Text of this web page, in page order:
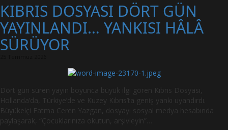
KIBRIS DOSYASI DÖRT GÜN
YAYINLANDI… YANKISI HÂLÂ
SÜRÜYOR
Dört gün süren yayın boyunca büyük ilgi gören Kıbrıs Dosyası,
Hollanda’da, Türkiye’de ve Kuzey Kıbrıs’ta geniş yankı uyandırdı.
Büyükelçi Fatma Ceren Yazgan, dosyayı sosyal medya hesabında
paylaşarak, “Çocuklarınıza okutun, arşivleyin”…